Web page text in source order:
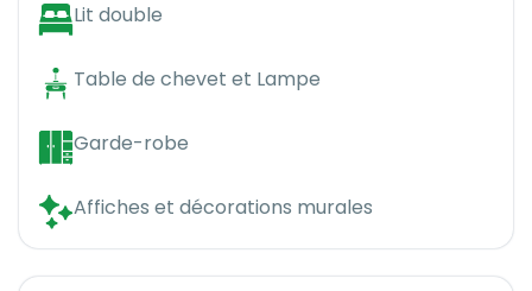
Lit double
Table de chevet et Lampe
Garde-robe
Affiches et décorations murales